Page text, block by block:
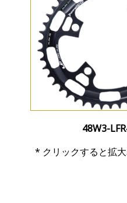
48W3-
* クリックすると拡大